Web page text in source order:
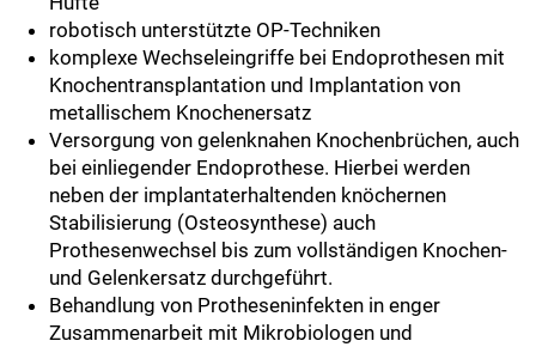
robotisch unterstützte OP-Techniken
komplexe Wechseleingriffe bei Endoprothesen mit
Knochentransplantation und Implantation von
metallischem Knochenersatz
Versorgung von gelenknahen Knochenbrüchen, auch
bei einliegender Endoprothese. Hierbei werden
neben der implantaterhaltenden knöchernen
Stabilisierung (Osteosynthese) auch
Prothesenwechsel bis zum vollständigen Knochen-
und Gelenkersatz durchgeführt.
Behandlung von Protheseninfekten in enger
Zusammenarbeit mit Mikrobiologen und